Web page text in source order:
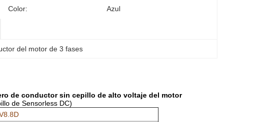
Color: Azul
del motor de 3 fases
de conductor sin cepillo de alto voltaje del motor
de Sensorless DC)